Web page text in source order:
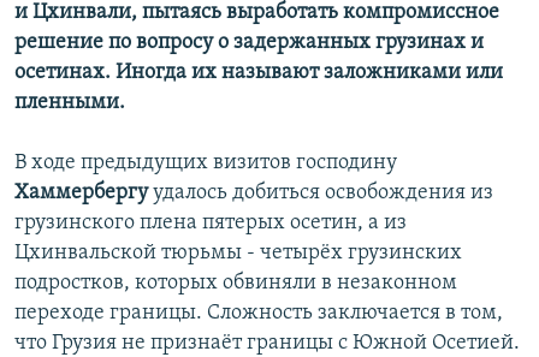
и Цхинвали, пытаясь выработать компромиссное
решение по вопросу о задержанных грузинах и
осетинах. Иногда их называют заложниками или
пленными.
В ходе предыдущих визитов господину
Хаммербергуудалось добиться освобождения из
грузинского плена пятерых осетин, а из
Цхинвальской тюрьмы - четырёх грузинских
подростков, которых обвиняли в незаконном
переходе границы. Сложность заключается в том,
что Грузия не признаёт границы с Южной Осетией.